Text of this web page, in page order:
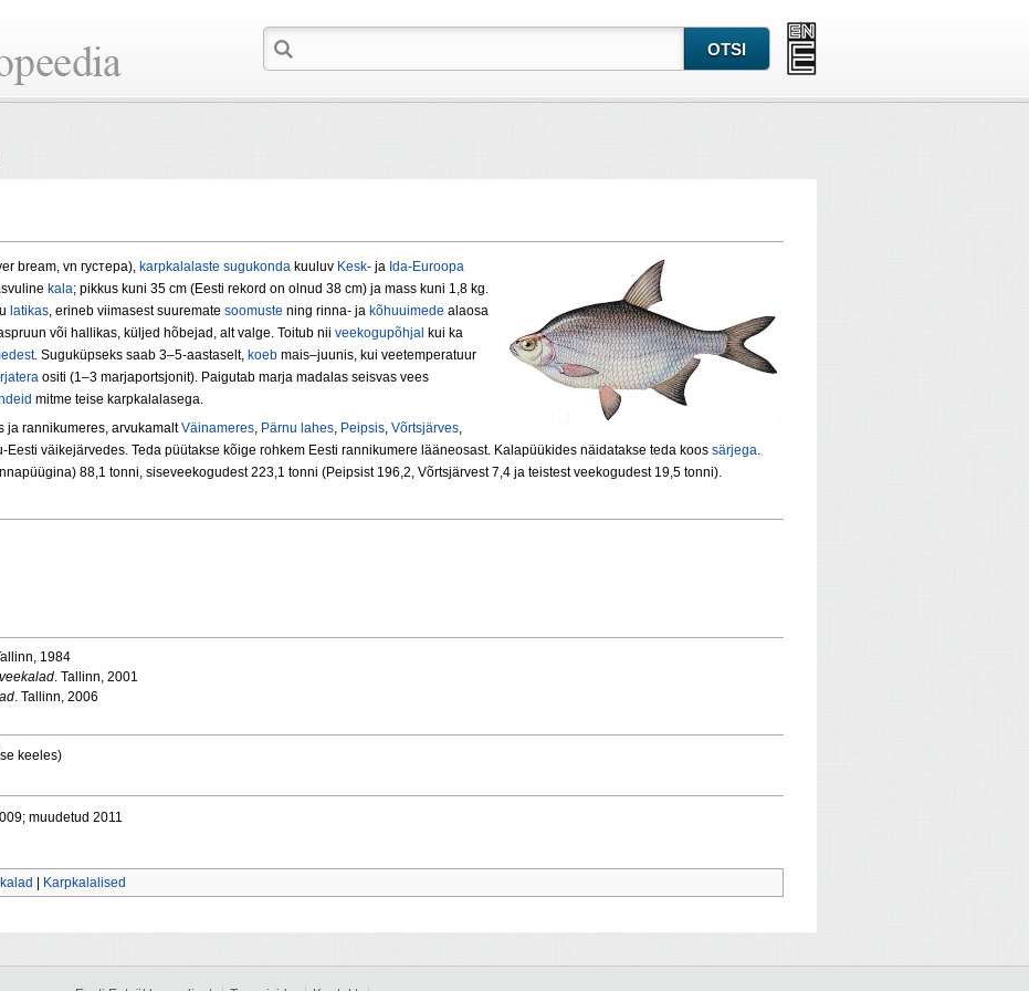
bream, vn густера), karpkalalaste sugukonda kuuluv Kesk- ja Ida-Euroopa
kala; pikkus kuni 35 cm (Eesti rekord on olnud 38 cm) ja mass kuni 1,8 kg.
latikas, erineb viimasest suuremate soomuste ning rinna- ja kõhuuimede alaosa
või hallikas, küljed hõbejad, alt valge. Toitub nii veekogupõhjal kui ka
. Suguküpseks saab 3–5-aastaselt, koeb mais–juunis, kui veetemperatuur
ositi (1–3 marjaportsjonit). Paigutab marja madalas seisvas vees
mitme teise karpkalalasega.
ja rannikumeres, arvukamaltVäinameres, Pärnu lahes, Peipsis, Võrtsjärves,
Eesti väikejärvedes. Teda püütakse kõige rohkem Eesti rannikumere lääneosast. Kalapüükides näidatakse teda koos särjega.
88,1 tonni, siseveekogudest 223,1 tonni (Peipsist 196,2, Võrtsjärvest 7,4 ja teistest veekogudest 19,5 tonni).
1984
. Tallinn, 2001
. Tallinn, 2006
keeles)
muudetud 2011
| Karpkalalised